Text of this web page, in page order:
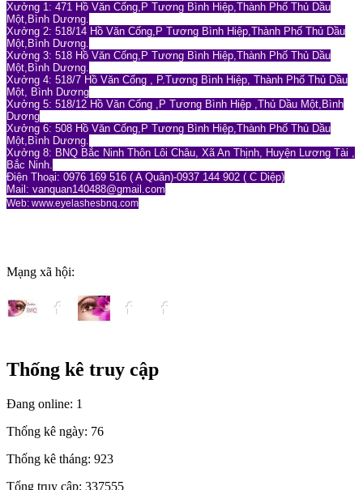
Xưởng 1: 471 Hồ Văn Cống,P Tương Bình Hiệp,Thành Phố Thủ Dầu
Một,Bình Dương.
Xưởng 2: 518/14 Hồ Văn Cống,P Tương Bình Hiệp,Thành Phố Thủ Dầu
Một,Bình Dương.
Xưởng 3: 518 Hồ Văn Cống,P Tương Bình Hiệp,Thành Phố Thủ Dầu
Một,Bình Dương.
Xưởng 4: 518/7 Hồ Văn Cống , P.Tương Bình Hiệp, Thành Phố Thủ Dầu
Một, Bình Dương
Xưởng 5: 518/12 Hồ Văn Cống ,P Tương Bình Hiệp ,Thủ Dầu Một,Bình
Dương
Xưởng 6: 508 Hồ Văn Cống,P Tương Bình Hiệp,Thành Phố Thủ Dầu
Một,Bình Dương.
Xưởng 8: BNQ Bắc Ninh Thôn Lôi Châu, Xã An Thịnh, Huyện Lương Tài ,
Bắc Ninh.
Điện Thoại: 0976 169 516 ( A Quân)-0937 144 902 ( C Diệp)
Mail: vanquan140488@gmail.com
Web: www.eyelashesbnq.com
Mạng xã hội:
Thống kê truy cập
Đang online: 1
Thống kê ngày: 76
Thống kê tháng: 923
Tổng truy cập: 337555